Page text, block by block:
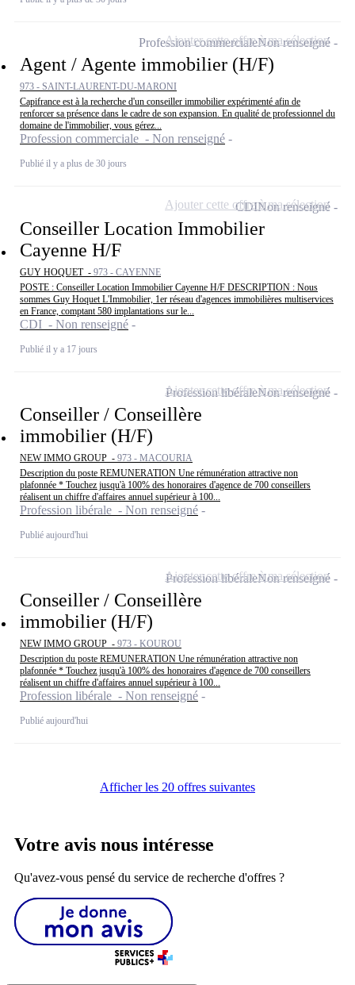
Agent / Agente immobilier (H/F)
973 - SAINT-LAURENT-DU-MARONI
Capifrance est à la recherche d'un conseiller immobilier expérimenté afin de
renforcer sa présence dans le cadre de son expansion. En qualité de professionnel du
domaine de l'immobilier, vous gérez...
Profession commerciale - Non renseigné
Publié il y a plus de 30 jours
Profession commercialeNon renseigné
Ajouter cette offre à ma sélection
Conseiller Location Immobilier
Cayenne H/F
GUY HOQUET - 973 - CAYENNE
POSTE : Conseiller Location Immobilier Cayenne H/F DESCRIPTION : Nous
sommes Guy Hoquet L'Immobilier, 1er réseau d'agences immobilières multiservices
en France, comptant 580 implantations sur le...
CDI - Non renseigné
Publié il y a 17 jours
CDINon renseigné
Ajouter cette offre à ma sélection
Conseiller / Conseillère
immobilier (H/F)
NEW IMMO GROUP - 973 - MACOURIA
Description du poste REMUNERATION Une rémunération attractive non
plafonnée * Touchez jusqu'à 100% des honoraires d'agence de 700 conseillers
réalisent un chiffre d'affaires annuel supérieur à 100...
Profession libérale - Non renseigné
Publié aujourd'hui
Profession libéraleNon renseigné
Ajouter cette offre à ma sélection
Conseiller / Conseillère
immobilier (H/F)
NEW IMMO GROUP - 973 - KOUROU
Description du poste REMUNERATION Une rémunération attractive non
plafonnée * Touchez jusqu'à 100% des honoraires d'agence de 700 conseillers
réalisent un chiffre d'affaires annuel supérieur à 100...
Profession libérale - Non renseigné
Publié aujourd'hui
Profession libéraleNon renseigné
Ajouter cette offre à ma sélection
Afficher les 20 offres suivantes
Votre avis nous intéresse
Qu'avez-vous pensé du service de recherche d'offres ?